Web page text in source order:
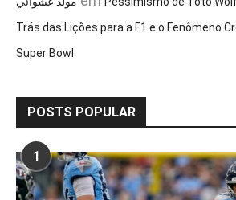
Trás das Lições para a F1 e o Fenômeno
Super Bowl
POSTS POPULAR
1